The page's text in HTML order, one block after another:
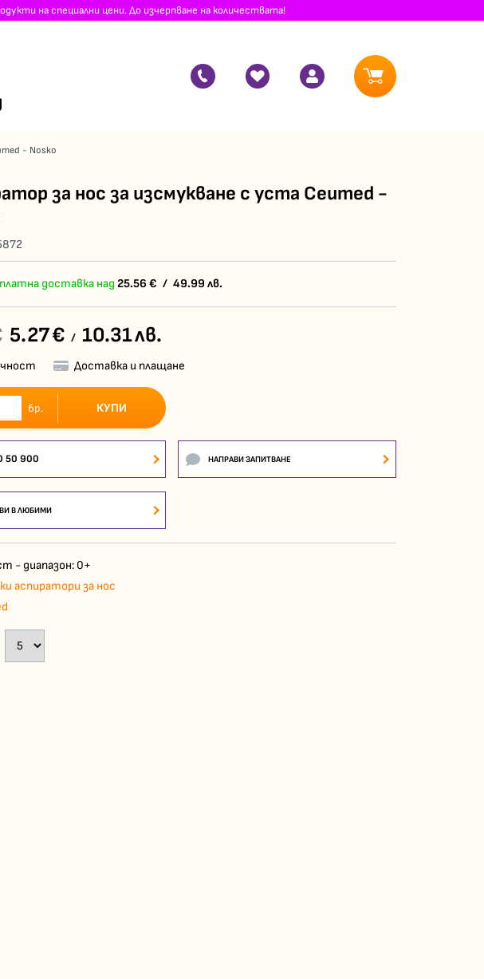
на специални цени. До изчерпване на количествата!
- Nosko
за нос за изсмукване с уста Ceumed -
доставка над25.56 € / 49.99 лв.
5.27€ / 10.31лв.
Доставка и плащане
бр. КУПИ
50 900 НАПРАВИ ЗАПИТВАНЕ
В ЛЮБИМИ
- диапазон: 0+
аспиратори за нос